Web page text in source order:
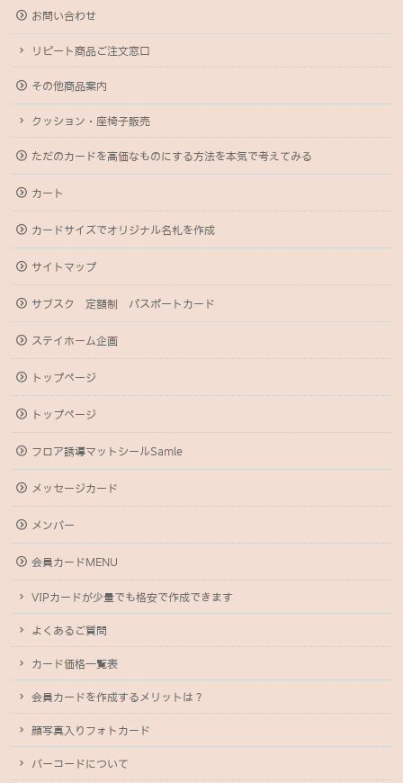
お問い合わせ
リピート商品ご注文窓口
その他商品案内
クッション・座椅子販売
ただのカードを高価なものにする方法を本気で考えてみる
カート
カードサイズでオリジナル名札を作成
サイトマップ
サブスク 定額制 パスポートカード
ステイホーム企画
トップページ
トップページ
フロア誘導マットシールSamle
メッセージカード
メンバー
会員カードMENU
VIPカードが少量でも格安で作成できます
よくあるご質問
カード価格一覧表
会員カードを作成するメリットは？
顔写真入りフォトカード
バーコードについて